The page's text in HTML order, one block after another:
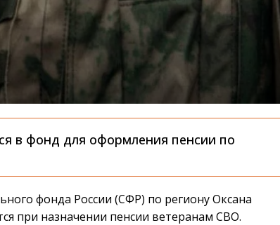
в фонд для оформления пенсии по
фонда России (СФР) по региону Оксана
при назначении пенсии ветеранам СВО.